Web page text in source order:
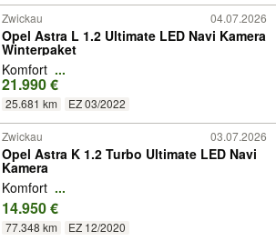
Zwickau 04.07.2026
Opel Astra L 1.2 Ultimate LED Navi Kamera
Winterpaket
Komfort ...
21.990 €
25.681 km EZ 03/2022
Zwickau 03.07.2026
Opel Astra K 1.2 Turbo Ultimate LED Navi
Kamera
Komfort ...
14.950 €
77.348 km EZ 12/2020